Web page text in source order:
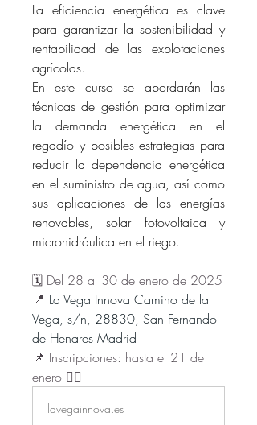
La eficiencia energética es clave
para garantizar la sostenibilidad y
rentabilidad de las explotaciones
agrícolas.
En este curso se abordarán las
técnicas de gestión para optimizar
la demanda energética en el
regadío y posibles estrategias para
reducir la dependencia energética
en el suministro de agua, así como
sus aplicaciones de las energías
renovables, solar fotovoltaica y
microhidráulica en el riego.
🗓️ Del 28 al 30 de enero de 2025
📍 La Vega Innova Camino de la
Vega, s/n, 28830, San Fernando
de Henares Madrid
📌 Inscripciones: hasta el 21 de
enero 👇🏻
lavegainnova.es